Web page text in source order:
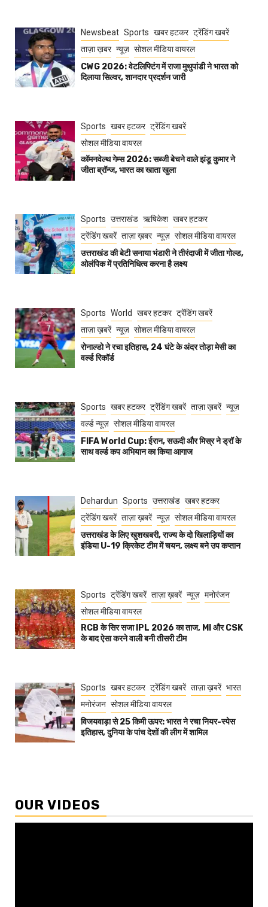
Newsbeat Sports खबर हटकर ट्रेंडिंग खबरें
ताज़ा ख़बर न्यूज़ सोशल मीडिया वायरल
CWG 2026: वेटलिफ्टिंग में राजा मुथुपांडी ने भारत को
दिलाया सिल्वर, शानदार प्रदर्शन जारी
Sports खबर हटकर ट्रेंडिंग खबरें
सोशल मीडिया वायरल
कॉमनवेल्थ गेम्स 2026: सब्जी बेचने वाले झंडू कुमार ने
जीता ब्रॉन्ज, भारत का खाता खुला
Sports उत्तराखंड ऋषिकेश खबर हटकर
ट्रेंडिंग खबरें ताज़ा ख़बर न्यूज़ सोशल मीडिया वायरल
उत्तराखंड की बेटी सनाया भंडारी ने तीरंदाजी में जीता गोल्ड,
ओलंपिक में प्रतिनिधित्व करना है लक्ष्य
Sports World खबर हटकर ट्रेंडिंग खबरें
ताज़ा ख़बरें न्यूज़ सोशल मीडिया वायरल
रोनाल्डो ने रचा इतिहास, 24 घंटे के अंदर तोड़ा मेसी का
वर्ल्ड रिकॉर्ड
Sports खबर हटकर ट्रेंडिंग खबरें ताज़ा ख़बरें न्यूज़
वर्ल्ड न्यूज़ सोशल मीडिया वायरल
FIFA World Cup: ईरान, सऊदी और मिस्र ने ड्रॉ के
साथ वर्ल्ड कप अभियान का किया आगाज
Dehardun Sports उत्तराखंड खबर हटकर
ट्रेंडिंग खबरें ताज़ा ख़बरें न्यूज़ सोशल मीडिया वायरल
उत्तराखंड के लिए खुशखबरी, राज्य के दो खिलाड़ियों का
इंडिया U-19 क्रिकेट टीम में चयन, लक्ष्य बने उप कप्तान
Sports ट्रेंडिंग खबरें ताज़ा ख़बरें न्यूज़ मनोरंजन
सोशल मीडिया वायरल
RCB के सिर सजा IPL 2026 का ताज, MI और CSK
के बाद ऐसा करने वाली बनी तीसरी टीम
Sports खबर हटकर ट्रेंडिंग खबरें ताज़ा ख़बरें भारत
मनोरंजन सोशल मीडिया वायरल
विजयवाड़ा से 25 किमी ऊपर: भारत ने रचा नियर-स्पेस
इतिहास, दुनिया के पांच देशों की लीग में शामिल
OUR VIDEOS